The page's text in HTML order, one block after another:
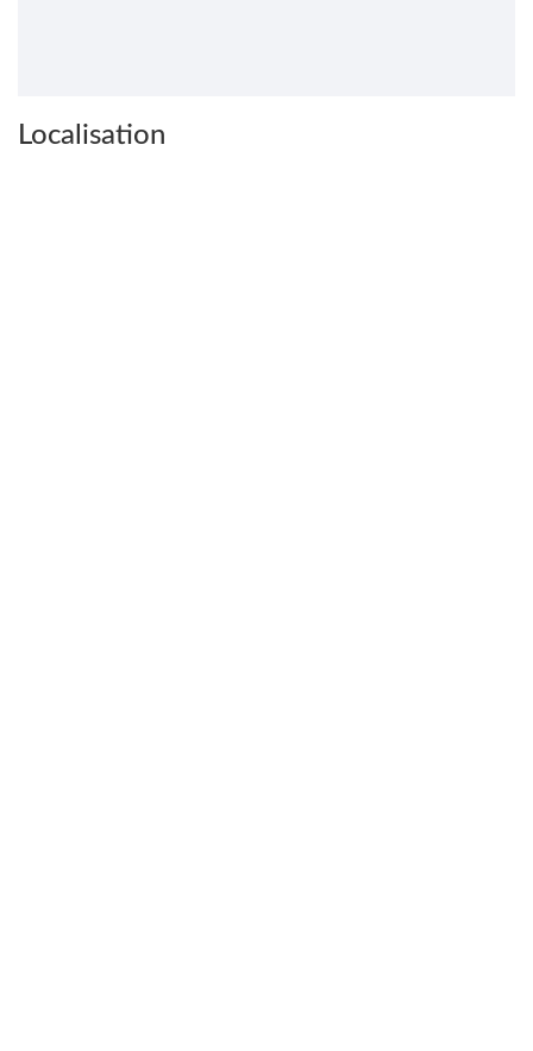
Localisation